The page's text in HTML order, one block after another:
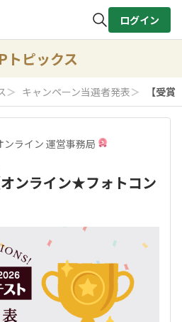
検索
ログイン
トピックス
＞ キャンペーン当選者発表＞ 【受
ンライン 運営事務局
オンライン★フォトコン